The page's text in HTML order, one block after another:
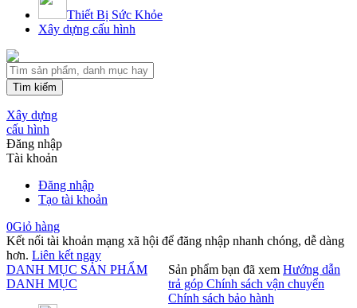
Thiết Bị Sức Khỏe
Xây dựng cấu hình
Tìm kiếm
Xây dựng
cấu hình
Đăng nhập
Tài khoản
Đăng nhập
Tạo tài khoản
0Giỏ hàng
Kết nối tài khoản mạng xã hội để đăng nhập nhanh chóng, dễ dàng
hơn. Liên kết ngay
DANH MỤC SẢN PHẨM
DANH MỤC
Sản phẩm bạn đã xem Hướng dẫn
trả góp Chính sách vận chuyển
Chính sách bảo hành